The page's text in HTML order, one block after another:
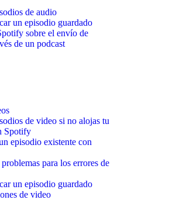
de audio
un episodio guardado
sobre el envío de
de un podcast
de video si no alojas tu
Spotify
episodio existente con
para los errores de
un episodio guardado
de video